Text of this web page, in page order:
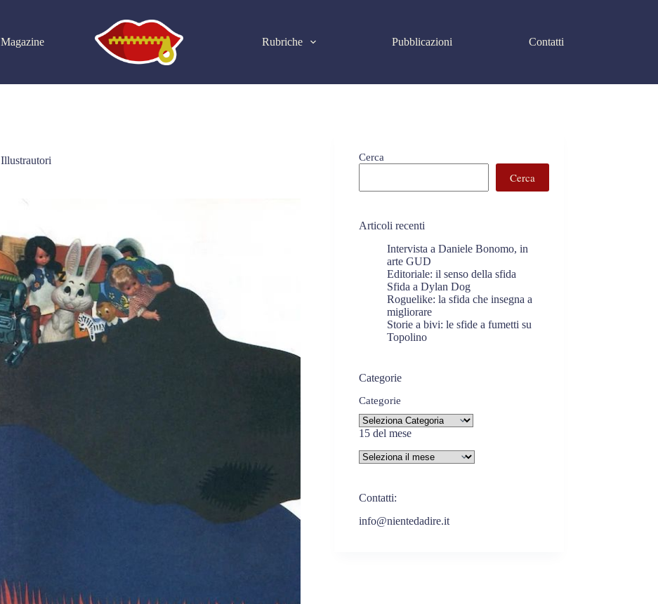
Magazine Rubriche Pubblicazioni Contatti
Illustrautori Cerca
Cerca
Articoli recenti
Intervista a Daniele Bonomo, in
arte GUD
Editoriale: il senso della sfida
Sfida a Dylan Dog
Roguelike: la sfida che insegna a
migliorare
Storie a bivi: le sfide a fumetti su
Topolino
Categorie
Categorie
15 del mese
Contatti:
info@nientedadire.it